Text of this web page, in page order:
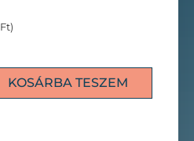
Ft)
KOSÁRBA TESZEM